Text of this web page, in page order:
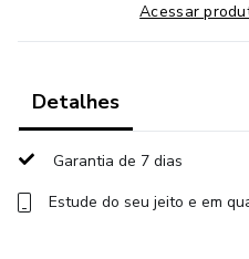
Acessar
Detalhes
Garantia de 7 dias
Estude do seu jeito e em